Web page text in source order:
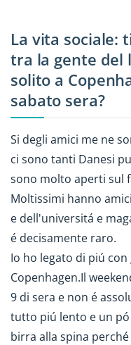
La vita sociale:
tra la gente del
solito a
sabato sera?
Si degli amici me ne
ci sono tanti Danesi
sono molto aperti sul
Moltissimi hanno
e dell'universitá e
é decisamente raro.
Io ho legato di piú
Copenhagen.Il
9 di sera e non é
tutto piú lento e un
birra alla spina